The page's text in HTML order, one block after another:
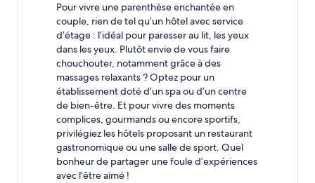
Pour vivre une parenthèse enchantée en
couple, rien de tel qu’un hôtel avec service
d’étage : l’idéal pour paresser au lit, les yeux
dans les yeux. Plutôt envie de vous faire
chouchouter, notamment grâce à des
massages relaxants ? Optez pour un
établissement doté d’un spa ou d’un centre
de bien-être. Et pour vivre des moments
complices, gourmands ou encore sportifs,
privilégiez les hôtels proposant un restaurant
gastronomique ou une salle de sport. Quel
bonheur de partager une foule d’expériences
avec l’être aimé !